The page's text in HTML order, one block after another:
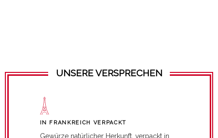
UNSERE VERSPRECHEN
IN FRANKREICH VERPACKT
Gewürze natürlicher Herkunft, verpackt in